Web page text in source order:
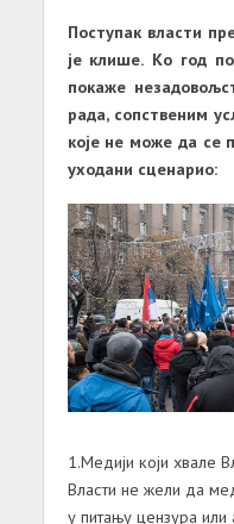
Поступак власти
је клише. Ко год
покаже
рада, сопственим
које не може да се
уходани сценарио:
1.Медији који хвале
Власти не жели да
у питању цензура или